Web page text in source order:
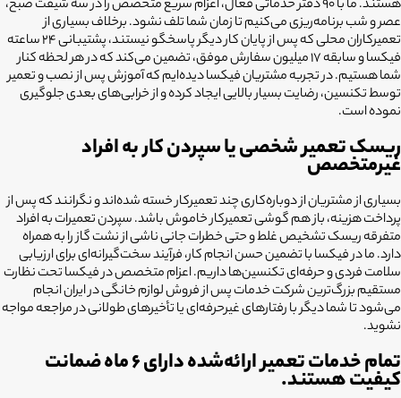
هستند. ما با ۹۰ دفتر خدماتی فعال، اعزام سریع متخصص را در سه شیفت صبح،
عصر و شب برنامه‌ریزی می‌کنیم تا زمان شما تلف نشود. برخلاف بسیاری از
تعمیرکاران محلی که پس از پایان کار دیگر پاسخگو نیستند، پشتیبانی ۲۴ ساعته
فیکسا و سابقه ۱۷ میلیون سفارش موفق، تضمین می‌کند که در هر لحظه کنار
شما هستیم. در تجربه مشتریان فیکسا دیده‌ایم که آموزش پس از نصب و تعمیر
توسط تکنسین، رضایت بسیار بالایی ایجاد کرده و از خرابی‌های بعدی جلوگیری
نموده است.
ریسک تعمیر شخصی یا سپردن کار به افراد
غیرمتخصص
بسیاری از مشتریان از دوباره‌کاری چند تعمیرکار خسته شده‌اند و نگرانند که پس از
پرداخت هزینه، باز هم گوشی تعمیرکار خاموش باشد. سپردن تعمیرات به افراد
متفرقه ریسک تشخیص غلط و حتی خطرات جانی ناشی از نشت گاز را به همراه
دارد. ما در فیکسا با تضمین حسن انجام کار، فرآیند سخت‌گیرانه‌ای برای ارزیابی
سلامت فردی و حرفه‌ای تکنسین‌ها داریم. اعزام متخصص در فیکسا تحت نظارت
مستقیم بزرگ‌ترین شرکت خدمات پس از فروش لوازم خانگی در ایران انجام
می‌شود تا شما دیگر با رفتارهای غیرحرفه‌ای یا تأخیرهای طولانی در مراجعه مواجه
نشوید.
تمام خدمات تعمیر ارائه‌شده دارای ۶ ماه ضمانت
کیفیت هستند.